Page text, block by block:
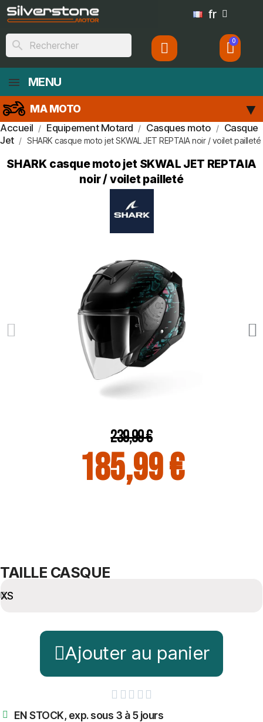
fr
search
MENU
MA MOTO
Accueil Equipement Motard Casques moto
Casque
Jet
SHARK casque moto jet SKWAL JET REPTAIA noir / voilet pailleté
SHARK casque moto jet SKWAL JET REPTAIA
noir / voilet pailleté
239,99 €
185,99 €
TAILLE CASQUE
Ajouter au panier
    
EN STOCK, exp. sous 3 à 5 jours